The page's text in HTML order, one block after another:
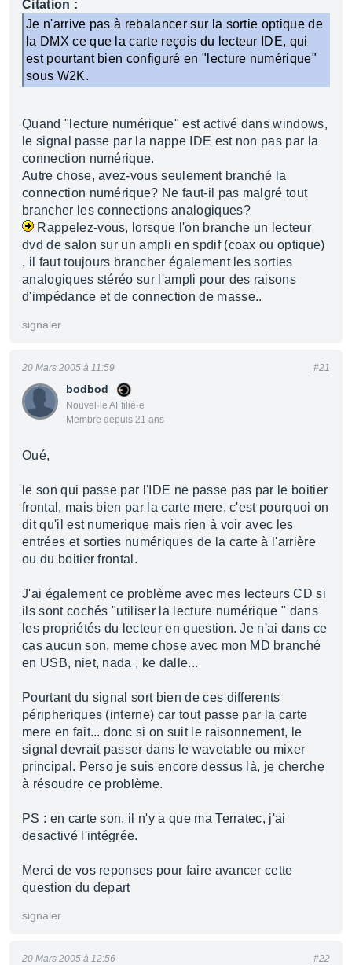
Citation :
Je n'arrive pas à rebalancer sur la sortie optique de
la DMX ce que la carte reçois du lecteur IDE, qui
est pourtant bien configuré en "lecture numérique"
sous W2K.
Quand "lecture numérique" est activé dans windows,
le signal passe par la nappe IDE est non pas par la
connection numérique.
Autre chose, avez-vous seulement branché la
connection numérique? Ne faut-il pas malgré tout
brancher les connections analogiques?
Rappelez-vous, lorsque l'on branche un lecteur
dvd de salon sur un ampli en spdif (coax ou optique)
, il faut toujours brancher également les sorties
analogiques stéréo sur l'ampli pour des raisons
d'impédance et de connection de masse..
signaler
bodbod
Nouvel·le AFfilié·e
Membre depuis 21 ans
20 Mars 2005 à 11:59 #21
Oué,
le son qui passe par l'IDE ne passe pas par le boitier
frontal, mais bien par la carte mere, c'est pourquoi on
dit qu'il est numerique mais rien à voir avec les
entrées et sorties numériques de la carte à l'arrière
ou du boitier frontal.
J'ai également ce problème avec mes lecteurs CD si
ils sont cochés "utiliser la lecture numérique " dans
les propriétés du lecteur en question. Je n'ai dans ce
cas aucun son, meme chose avec mon MD branché
en USB, niet, nada , ke dalle...
Pourtant du signal sort bien de ces differents
péripheriques (interne) car tout passe par la carte
mere en fait... donc si on suit le raisonnement, le
signal devrait passer dans le wavetable ou mixer
principal. Perso je suis encore dessus là, je cherche
à résoudre ce problème.
PS : en carte son, il n'y a que ma Terratec, j'ai
desactivé l'intégrée.
Merci de vos reponses pour faire avancer cette
question du depart
signaler
20 Mars 2005 à 12:56 #22